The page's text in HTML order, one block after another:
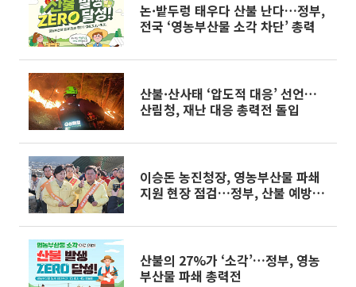
논·밭두렁 태우다 산불 난다…정부,
전국 ‘영농부산물 소각 차단’ 총력
산불·산사태 ‘압도적 대응’ 선언…
산림청, 재난 대응 총력전 돌입
이승돈 농진청장, 영농부산물 파쇄
지원 현장 점검…정부, 산불 예방
산불의 27%가 ‘소각’…정부, 영농
부산물 파쇄 총력전